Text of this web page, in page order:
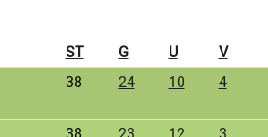
ST G U V
38 24 10 4